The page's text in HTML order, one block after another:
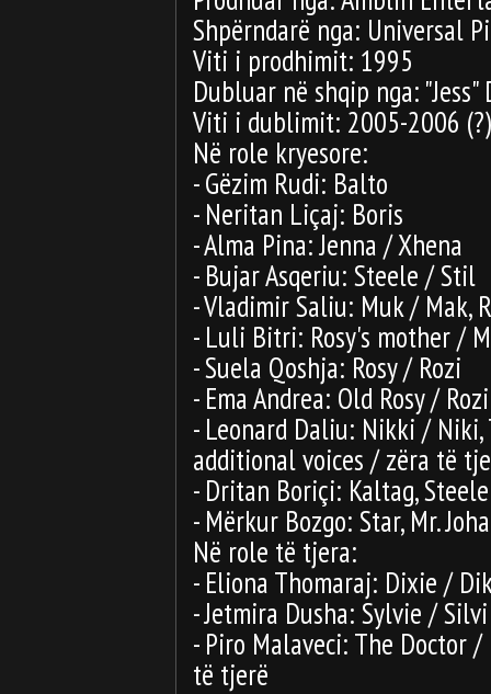
Shpërndarë nga: Universal
Viti i prodhimit: 1995
Dubluar në shqip nga: "Jess"
Viti i dublimit: 2005-2006 (?)
Në role kryesore:
- Gëzim Rudi: Balto
- Neritan Liçaj: Boris
- Alma Pina: Jenna / Xhena
- Bujar Asqeriu: Steele / Stil
- Vladimir Saliu: Muk / Mak,
- Luli Bitri: Rosy's mother /
- Suela Qoshja: Rosy / Rozi
- Ema Andrea: Old Rosy /
- Leonard Daliu: Nikki /
additional voices / zëra të
- Dritan Boriçi: Kaltag,
- Mërkur Bozgo: Star, Mr.
Në role të tjera:
- Eliona Thomaraj: Dixie /
- Jetmira Dusha: Sylvie / Silvi
- Piro Malaveci: The Doctor
të tjerë